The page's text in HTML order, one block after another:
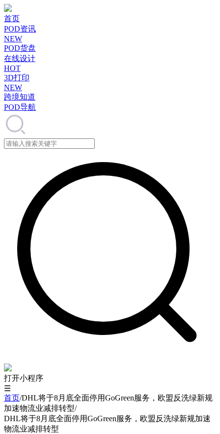
首页
POD资讯
NEW
POD货盘
在线设计
HOT
3D打印
NEW
跨境知道
POD导航
打开小程序
☰
首页/DHL将于8月底全面停用GoGreen服务，欧盟反洗绿新规
加速物流业减排转型/
DHL将于8月底全面停用GoGreen服务，欧盟反洗绿新规加速
物流业减排转型